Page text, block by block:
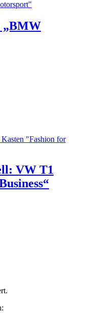
„BMW
VW T1